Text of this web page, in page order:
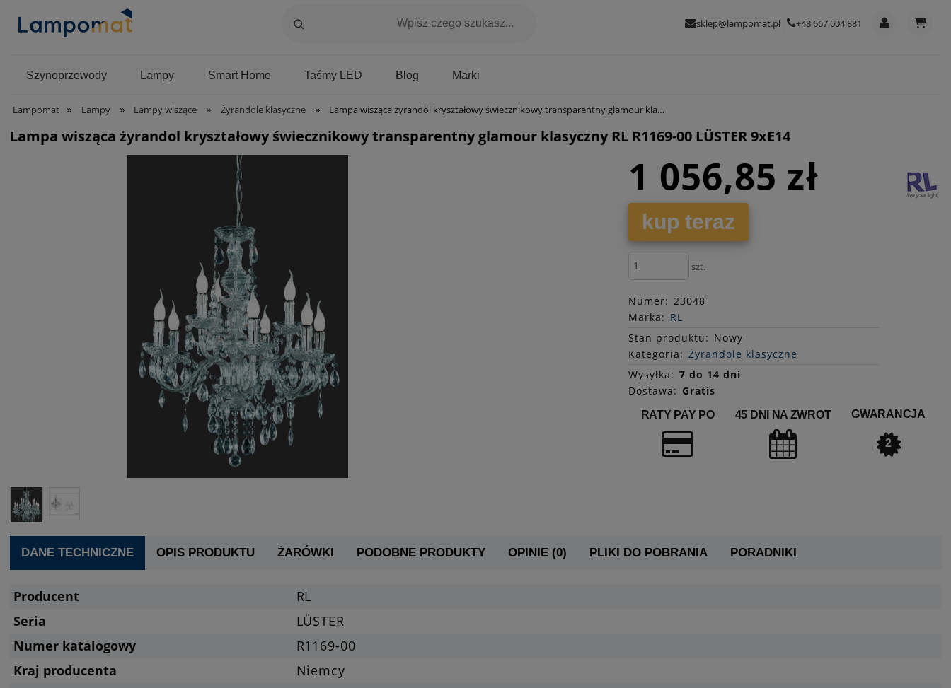
sklep@lampomat.pl +48 667 004 881
Szynoprzewody Lampy Smart Home Blog
Taśmy LED Marki
Lampomat » Lampy » Lampy wiszące » Żyrandole klasyczne » Lampa wisząca żyrandol kryształowy świecznikowy transparentny glamour klasyczny RL R1169-00 LÜSTER 9xE14
Lampa wisząca żyrandol kryształowy świecznikowy transparentny glamour klasyczny RL R1169-00 LÜSTER 9xE14
1 056,85 zł
kup teraz
szt.
Numer: 23048
Marka: RL
Stan produktu: Nowy
Kategoria: Żyrandole klasyczne
Wysyłka: 7 do 14 dni
Dostawa: Gratis
RATY PAY PO 45 DNI NA ZWROT GWARANCJA
2
DANE TECHNICZNE OPIS PRODUKTU ŻARÓWKI PODOBNE PRODUKTY OPINIE (0) PLIKI DO POBRANIA PORADNIKI
Producent
RL
Seria
LÜSTER
Numer katalogowy
R1169-00
Kraj producenta
Niemcy